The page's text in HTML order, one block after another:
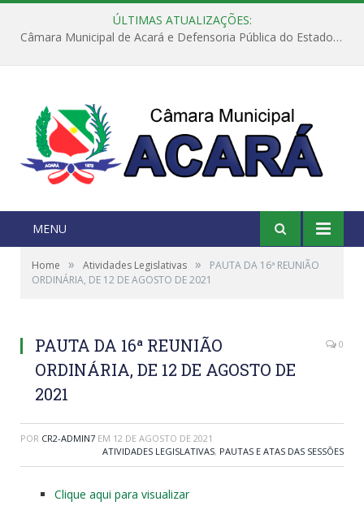
ÚLTIMAS ATUALIZAÇÕES:
Câmara Municipal de Acará e Defensoria Pública do Estado, promovem Ação Balcão de Direitos
MENU
Home » Atividades Legislativas »
PAUTA DA 16ª REUNIÃO
ORDINÁRIA, DE 12 DE AGOSTO DE 2021
PAUTA DA 16ª REUNIÃO
ORDINÁRIA, DE 12 DE AGOSTO DE
2021
0
POR CR2-ADMIN7 EM 12 DE AGOSTO DE 2021
ATIVIDADES LEGISLATIVAS, PAUTAS E ATAS DAS SESSÕES
Clique aqui para visualizar